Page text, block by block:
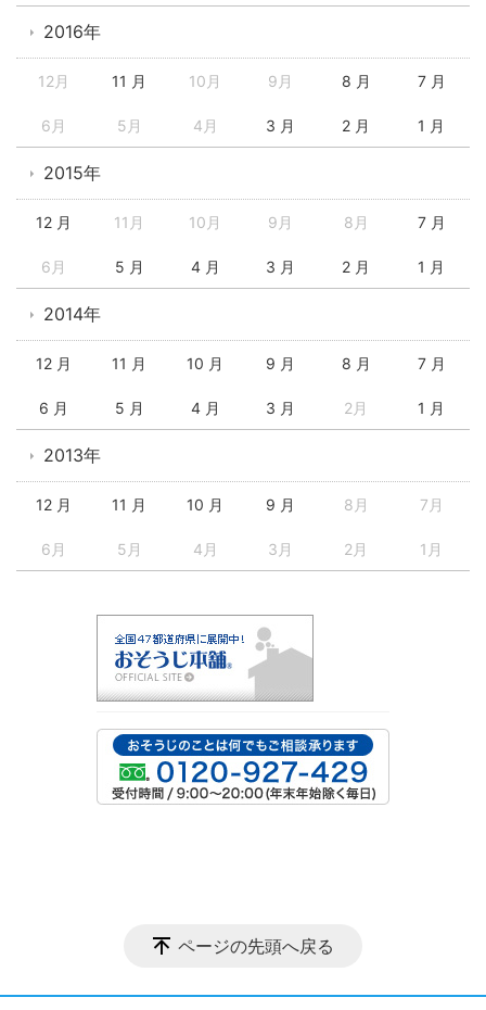
2016年
12月 11 月 10月 9月 8 月 7 月
6月 5月 4月 3 月 2 月 1 月
2015年
12 月 11月 10月 9月 8月 7 月
6月 5 月 4 月 3 月 2 月 1 月
2014年
12 月 11 月 10 月 9 月 8 月 7 月
6 月 5 月 4 月 3 月 2月 1 月
2013年
12 月 11 月 10 月 9 月 8月 7月
6月 5月 4月 3月 2月 1月
ページの先頭へ戻る